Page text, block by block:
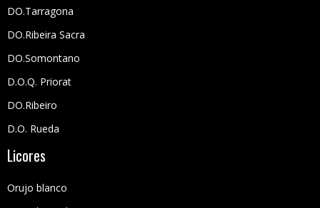
DO.Tarragona
DO.Ribeira Sacra
DO.Somontano
D.O.Q. Priorat
DO.Ribeiro
D.O. Rueda
Licores
Orujo blanco